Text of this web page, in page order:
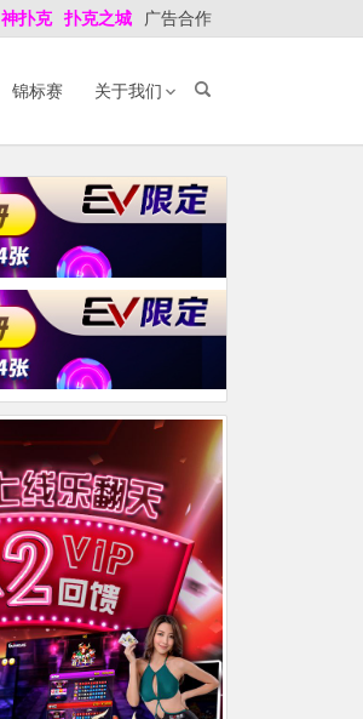
神扑克 扑克之城 广告合作
锦标赛 关于我们